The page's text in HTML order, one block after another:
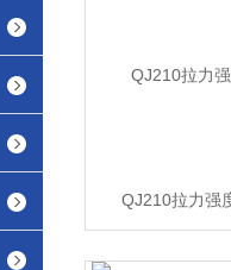
QJ210拉力强